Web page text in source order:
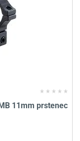
11mm prstenec